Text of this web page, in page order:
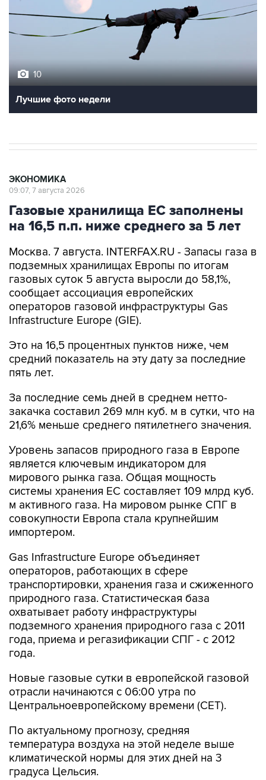
10
Лучшие фото недели
ЭКОНОМИКА
09:07, 7 августа 2026
Газовые хранилища ЕС заполнены
на 16,5 п.п. ниже среднего за 5 лет
Москва. 7 августа. INTERFAX.RU - Запасы газа в
подземных хранилищах Европы по итогам
газовых суток 5 августа выросли до 58,1%,
сообщает ассоциация европейских
операторов газовой инфраструктуры Gas
Infrastructure Europe (GIE).
Это на 16,5 процентных пунктов ниже, чем
средний показатель на эту дату за последние
пять лет.
За последние семь дней в среднем нетто-
закачка составил 269 млн куб. м в сутки, что на
21,6% меньше среднего пятилетнего значения.
Уровень запасов природного газа в Европе
является ключевым индикатором для
мирового рынка газа. Общая мощность
системы хранения ЕС составляет 109 млрд куб.
м активного газа. На мировом рынке СПГ в
совокупности Европа стала крупнейшим
импортером.
Gas Infrastructure Europe объединяет
операторов, работающих в сфере
транспортировки, хранения газа и сжиженного
природного газа. Статистическая база
охватывает работу инфраструктуры
подземного хранения природного газа с 2011
года, приема и регазификации СПГ - с 2012
года.
Новые газовые сутки в европейской газовой
отрасли начинаются c 06:00 утра по
Центральноевропейскому времени (CET).
По актуальному прогнозу, средняя
температура воздуха на этой неделе выше
климатической нормы для этих дней на 3
градуса Цельсия.